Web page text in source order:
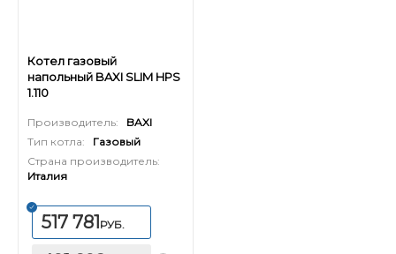
Котел газовый
напольный BAXI SLIM HPS
1.110
Производитель:
BAXI
Тип котла:
Газовый
Страна производитель:
Италия
517 781РУБ.